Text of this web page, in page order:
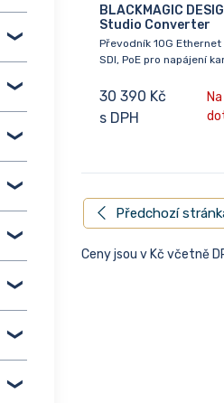
BLACKMAGIC
Studio Converter
Převodník 10G Ethernet
SDI, PoE pro napájení
30 390 Kč
s DPH
Na
Předchozí
Ceny jsou v Kč včetně